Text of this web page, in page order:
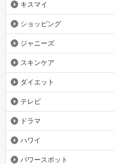
キスマイ
ショッピング
ジャニーズ
スキンケア
ダイエット
テレビ
ドラマ
ハワイ
パワースポット